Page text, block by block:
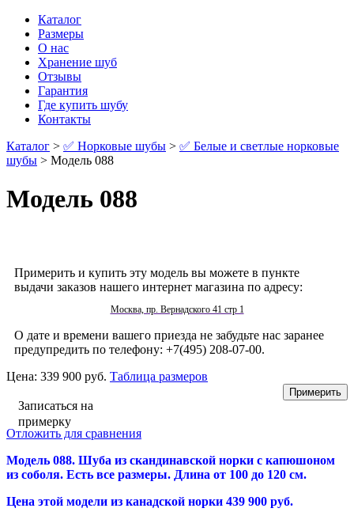
Каталог
Размеры
О нас
Хранение шуб
Отзывы
Гарантия
Где купить шубу
Контакты
Каталог > ✅ Норковые шубы > ✅ Белые и светлые норковые
шубы > Модель 088
Модель 088
Примерить и купить эту модель вы можете в пункте
выдачи заказов нашего интернет магазина по адресу:
Москва, пр. Вернадского 41 стр 1
О дате и времени вашего приезда не забудьте нас заранее
предупредить по телефону: +7(495) 208-07-00.
Цена: 339 900 руб. Таблица размеров
Записаться на
примерку
Отложить для сравнения
Модель 088. Шуба из скандинавской норки с капюшоном
из соболя. Есть все размеры. Длина от 100 до 120 см.
Цена этой модели из канадской норки 439 900 руб.